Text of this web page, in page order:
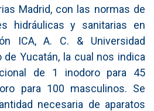
Madrid, con las normas de
hidráulicas y sanitarias en
ICA, A. C. & Universidad
Yucatán, la cual nos indica
de 1 inodoro para 45
para 100 masculinos. Se
necesaria de aparatos